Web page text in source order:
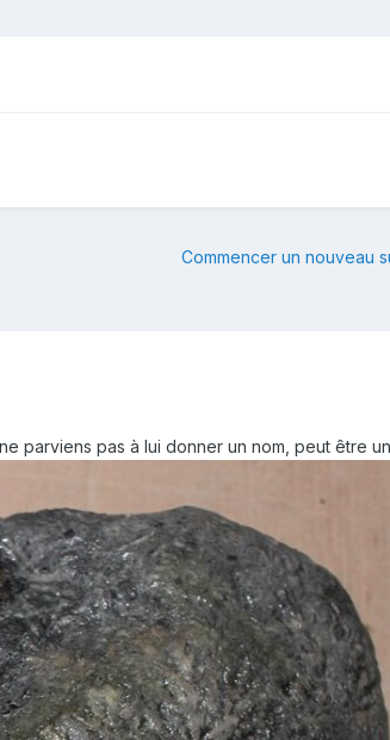
Commencer un nouveau
parviens pas à lui donner un nom, peut être